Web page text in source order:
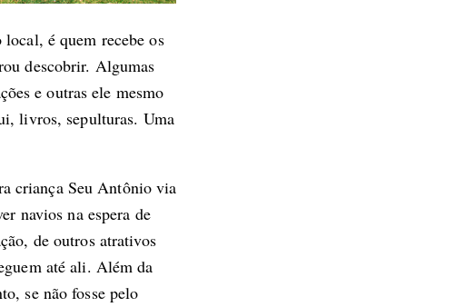
local, é quem recebe os
descobrir. Algumas
e outras ele mesmo
livros, sepulturas. Uma
criança Seu Antônio via
navios na espera de
de outros atrativos
até ali. Além da
se não fosse pelo